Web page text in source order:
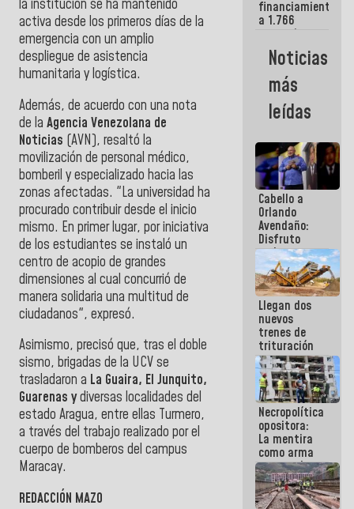
la institución se ha mantenido
activa desde los primeros días de la
emergencia con un amplio
despliegue de asistencia
humanitaria y logística.
Además, de acuerdo con una nota
de la Agencia Venezolana de
Noticias (AVN), resaltó la
movilización de personal médico,
bomberil y especializado hacia las
zonas afectadas. "La universidad ha
procurado contribuir desde el inicio
mismo. En primer lugar, por iniciativa
de los estudiantes se instaló un
centro de acopio de grandes
dimensiones al cual concurrió de
manera solidaria una multitud de
ciudadanos", expresó.
Asimismo, precisó que, tras el doble
sismo, brigadas de la UCV se
trasladaron a La Guaira, El Junquito,
Guarenas ydiversas localidades del
estado Aragua, entre ellas Turmero,
a través del trabajo realizado por el
cuerpo de bomberos del campus
Maracay.
REDACCIÓN MAZO
Nacional
financiamientos
a 1.766
comerciantes
emprendedores
afectados
por
terremotos
Noticias
más
leídas
Cabello a
Orlando
Avendaño:
Disfruto
cada vez
que escribes
porque lo
que haces
es
embarrarla
Llegan dos
nuevos
trenes de
trituración
para
optimizar
manejo de
escombros
en La Guaira
Necropolítica
opositora:
La mentira
como arma
contra el
Pueblo